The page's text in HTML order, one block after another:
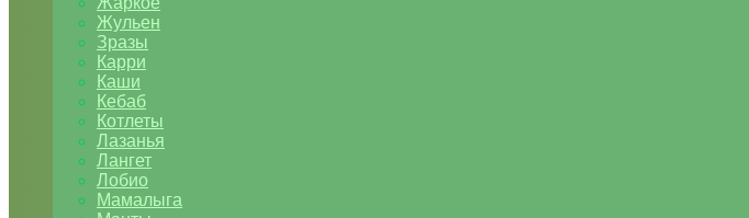
Жульен
Зразы
Карри
Каши
Кебаб
Котлеты
Лазанья
Лангет
Лобио
Мамалыга